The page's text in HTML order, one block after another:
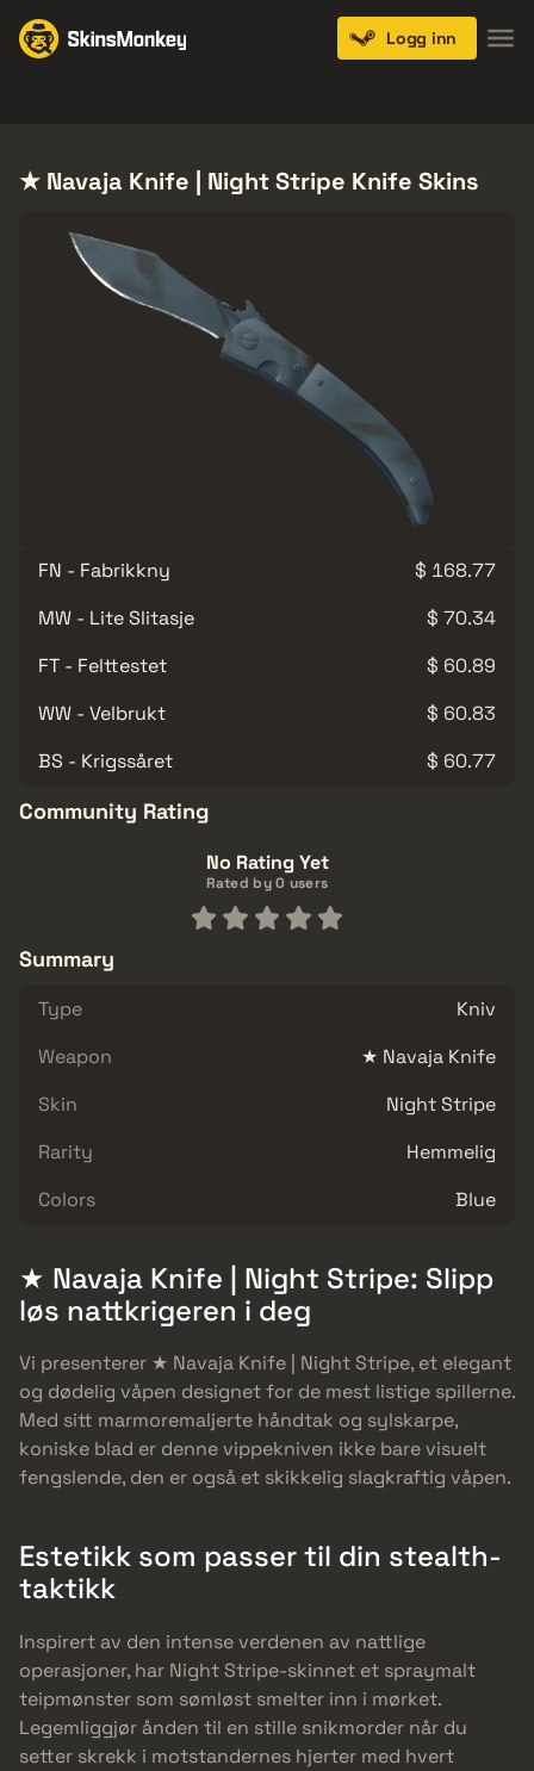
Logg inn
★ Navaja Knife | Night Stripe Knife Skins
FN - Fabrikkny
$ 168.77
MW - Lite Slitasje
$ 70.34
FT - Felttestet
$ 60.89
WW - Velbrukt
$ 60.83
BS - Krigssåret
$ 60.77
Community Rating
No Rating Yet
Rated by 0 users
Summary
Type
Kniv
Weapon
★ Navaja Knife
Skin
Night Stripe
Rarity
Hemmelig
Colors
Blue
★ Navaja Knife | Night Stripe: Slipp
løs nattkrigeren i deg
Vi presenterer ★ Navaja Knife | Night Stripe, et elegant
og dødelig våpen designet for de mest listige spillerne.
Med sitt marmoremaljerte håndtak og sylskarpe,
koniske blad er denne vippekniven ikke bare visuelt
fengslende, den er også et skikkelig slagkraftig våpen.
Estetikk som passer til din stealth-
taktikk
Inspirert av den intense verdenen av nattlige
operasjoner, har Night Stripe-skinnet et spraymalt
teipmønster som sømløst smelter inn i mørket.
Legemliggjør ånden til en stille snikmorder når du
setter skrekk i motstandernes hjerter med hvert